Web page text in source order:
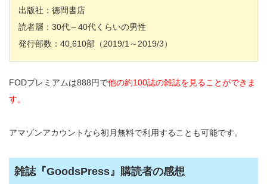
出版社：徳間書店
読者層：30代～40代くらいの男性
発行部数：40,610部（2019/1～2019/3）
FODプレミアムは888円で他の約100誌の雑誌を見ることができま
す。
アマゾンアカウントなら初月無料で利用することも可能です。
雑誌『GoodsPress』購読者の感想